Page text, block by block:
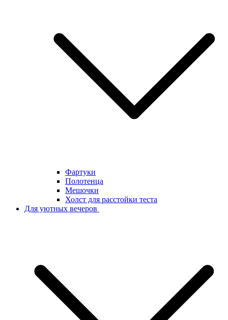
Фартуки
Полотенца
Мешочки
Холст для расстойки теста
Для уютных вечеров